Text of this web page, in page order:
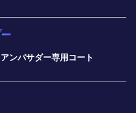
アンバサダー専用コート